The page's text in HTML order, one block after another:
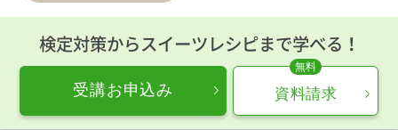
検定対策からスイーツレシピまで学べる！
受講お申込み 資料請求